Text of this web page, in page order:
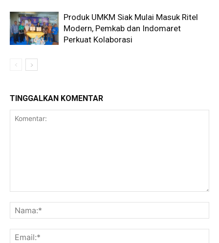
Produk UMKM Siak Mulai Masuk Ritel
Modern, Pemkab dan Indomaret
Perkuat Kolaborasi
TINGGALKAN KOMENTAR